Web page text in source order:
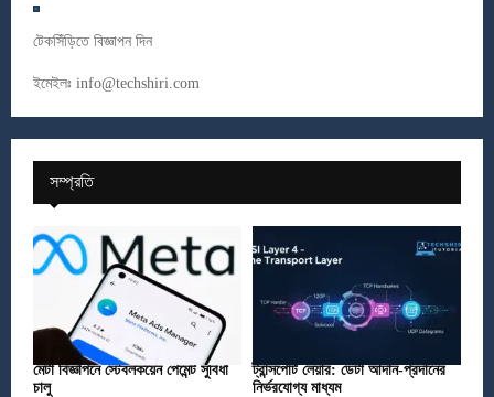
টেকসিঁড়িতে বিজ্ঞাপন দিন
ইমেইলঃ info@techshiri.com
সম্প্রতি
মেটা বিজ্ঞাপনে স্টেবলকয়েন পেমেন্ট সুবিধা
চালু
ট্রান্সপোর্ট লেয়ার: ডেটা আদান-প্রদানের
নির্ভরযোগ্য মাধ্যম